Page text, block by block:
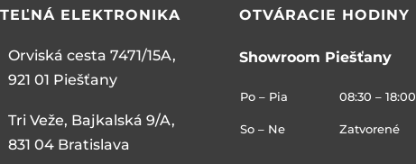
ELEKTRONIKA
Orviská cesta 7471/15A,
921 01 Piešťany
Tri Veže, Bajkalská 9/A,
831 04 Bratislava
OTVÁRACIE HODINY
Showroom Piešťany
Po – Pia 08:30 – 18:00
So – Ne Zatvorené